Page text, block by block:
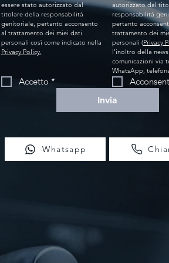
essere stato autorizzato dal
titolare della responsabilità
genitoriale, pertanto acconsento
al trattamento dei miei dati
Privacy Policy.
autorizzato dal
responsabilità
pertanto
trattamento dei
personali (Privacy
l’inoltro della
comunicazioni via
WhatsApp,
Accetto *
Invia
Whatsapp